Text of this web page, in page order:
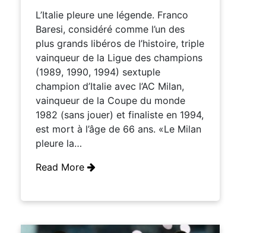
L’Italie pleure une légende. Franco
Baresi, considéré comme l’un des
plus grands libéros de l’histoire, triple
vainqueur de la Ligue des champions
(1989, 1990, 1994) sextuple
champion d’Italie avec l’AC Milan,
vainqueur de la Coupe du monde
1982 (sans jouer) et finaliste en 1994,
est mort à l’âge de 66 ans. «Le Milan
pleure la…
Read More